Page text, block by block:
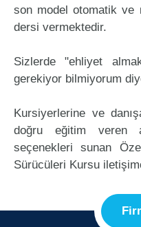
son model otomatik ve
dersi vermektedir.
Sizlerde "ehliyet
gerekiyor bilmiyorum
Kursiyerlerine ve
doğru eğitim veren
seçenekleri sunan
Sürücüleri Kursu